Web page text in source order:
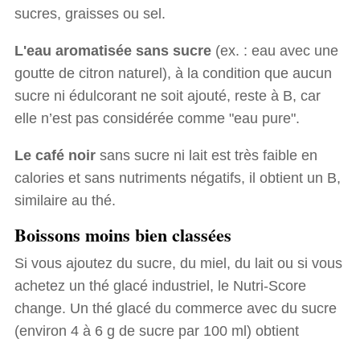
sucres, graisses ou sel.
L'eau aromatisée sans sucre(ex. : eau avec une
goutte de citron naturel), à la condition que aucun
sucre ni édulcorant ne soit ajouté, reste à B, car
elle n’est pas considérée comme "eau pure".
Le café noirsans sucre ni lait est très faible en
calories et sans nutriments négatifs, il obtient un B,
similaire au thé.
Boissons moins bien classées
Si vous ajoutez du sucre, du miel, du lait ou si vous
achetez un thé glacé industriel, le Nutri-Score
change. Un thé glacé du commerce avec du sucre
(environ 4 à 6 g de sucre par 100 ml) obtient